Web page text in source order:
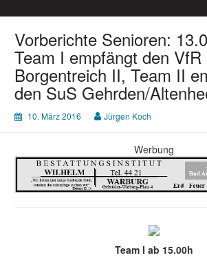
Vorberichte Senioren:
Team I empfängt den VfR
Borgentreich II, Team II
den SuS Gehrden/
10. März 2016 Jürgen Koch
Werbung
Team I ab 15.00h